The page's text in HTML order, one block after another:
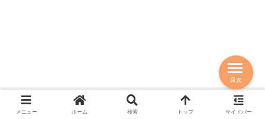
メニュー ホーム 検索 トップ サイドバー
目次